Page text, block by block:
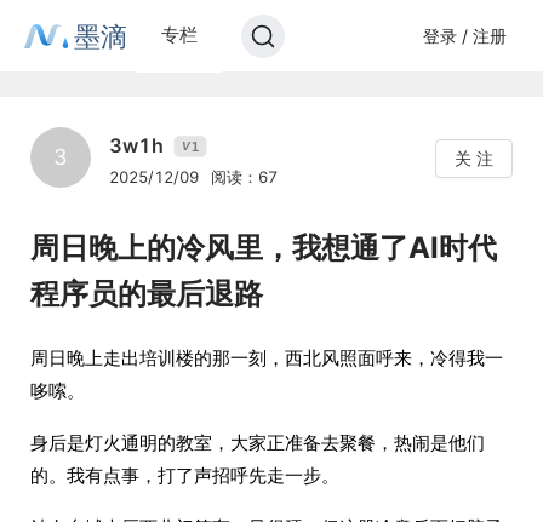
墨滴 专栏 登录 / 注册
3 3w1h V1
2025/12/09 阅读：67
关 注
周日晚上的冷风里，我想通了AI时代
程序员的最后退路
周日晚上走出培训楼的那一刻，西北风照面呼来，冷得我一
哆嗦。
身后是灯火通明的教室，大家正准备去聚餐，热闹是他们
的。我有点事，打了声招呼先走一步。